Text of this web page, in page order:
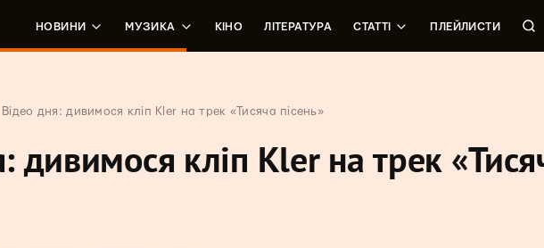
НОВИНИ МУЗИКА КІНО ЛІТЕРАТУРА СТАТТІ ПЛЕЙЛИСТИ
Відео дня: дивимося кліп Kler на трек «Тисяча пісень»
дивимося кліп Kler на трек